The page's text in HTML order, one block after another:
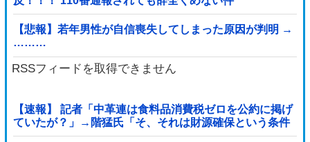
【悲報】若年男性が自信喪失してしまった原因が判明 →
………
RSSフィードを取得できません
【速報】 記者「中革連は食料品消費税ゼロを公約に掲げ
ていたが？」→階猛氏「そ、それは財源確保という条件
付き」